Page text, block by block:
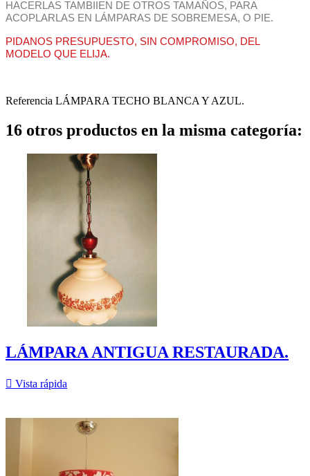
HACERLAS TAMBIIEN DE OTROS TAMAÑOS, PARA
ACOPLARLAS EN LÁMPARAS DE SOBREMESA, O PIE.
PIDANOS PRESUPUESTO, SIN COMPROMISO, DEL
MODELO QUE ELIJA.
Referencia LÁMPARA TECHO BLANCA Y AZUL.
16 otros productos en la misma categoría:
LÁMPARA ANTIGUA RESTAURADA.
 Vista rápida